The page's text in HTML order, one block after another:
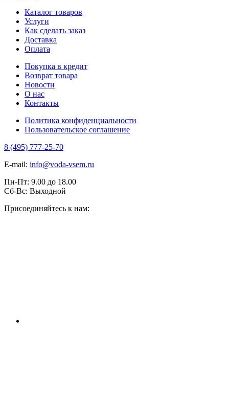
Каталог товаров
Услуги
Как сделать заказ
Доставка
Оплата
Покупка в кредит
Возврат товара
Новости
О нас
Контакты
Политика конфиденциальности
Пользовательское соглашение
8 (495) 777-25-70
E-mail: info@voda-vsem.ru
Пн-Пт: 9.00 до 18.00
Сб-Вс: Выходной
Присоединяйтесь к нам: